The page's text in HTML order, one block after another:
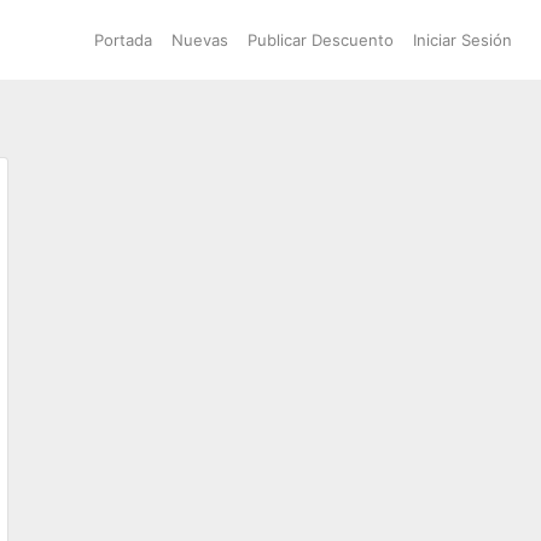
Portada Nuevas Publicar Descuento Iniciar Sesión